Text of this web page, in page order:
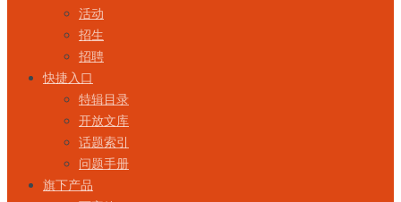
活动
招生
招聘
快捷入口
特辑目录
开放文库
话题索引
问题手册
旗下产品